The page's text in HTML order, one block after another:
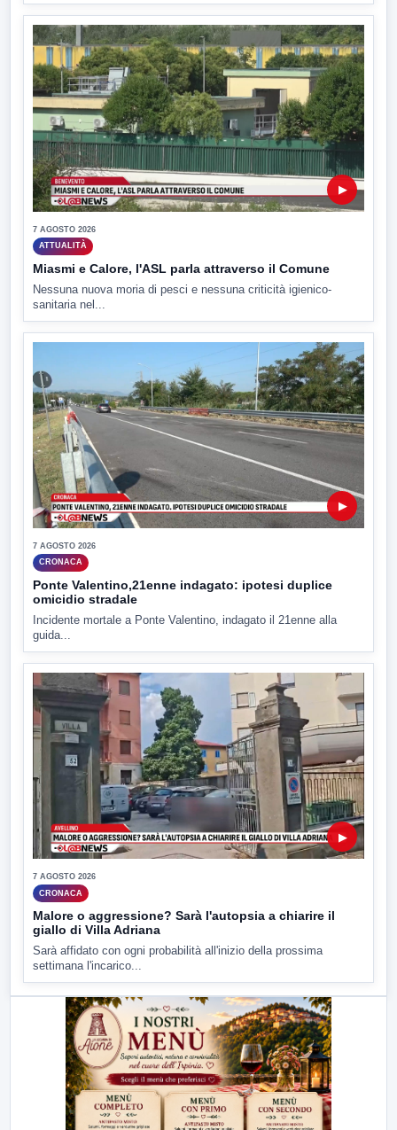
▶
7 AGOSTO 2026
ATTUALITÀ
Miasmi e Calore, l'ASL parla attraverso il Comune
Nessuna nuova moria di pesci e nessuna criticità igienico-
sanitaria nel...
▶
7 AGOSTO 2026
CRONACA
Ponte Valentino,21enne indagato: ipotesi duplice
omicidio stradale
Incidente mortale a Ponte Valentino, indagato il 21enne alla
guida...
▶
7 AGOSTO 2026
CRONACA
Malore o aggressione? Sarà l'autopsia a chiarire il
giallo di Villa Adriana
Sarà affidato con ogni probabilità all'inizio della prossima
settimana l'incarico...